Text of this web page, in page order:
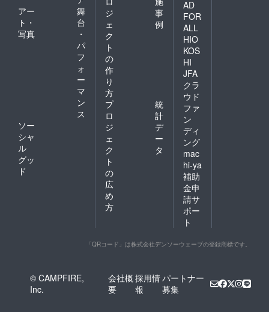
アー
ト・
写真
舞
台
・
パ
フ
ォ
ー
マ
ン
ス
ソー
シャ
ル
グッ
ド
ジ
ェ
ク
ト
の
作
り
方
事
例
プ
ロ
ジ
ェ
ク
ト
の
広
め
方
統
計
デ
ー
タ
AD
FOR
ALL
HIO
KOS
HI
JFA
クラ
ウド
ファ
ン
ディ
ング
mac
hi-ya
補助
金申
請サ
ポー
ト
「QRコード」は株式会社デンソーウェーブの登録商標です。
© CAMPFIRE,
Inc.
会社概
要
採用情
報
パートナー
募集